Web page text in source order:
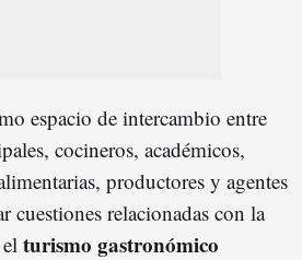
espacio de intercambio entre
cocineros, académicos,
productores y agentes
cuestiones relacionadas con la
turismo gastronómico